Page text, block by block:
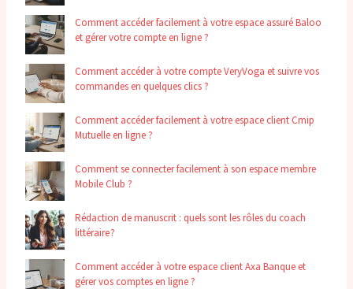
Comment accéder facilement à votre espace assuré Baloo
et gérer votre compte en ligne ?
Comment accéder à votre compte VeryVoga et suivre vos
commandes en quelques clics ?
Comment accéder facilement à votre espace client Cmip
Mutuelle en ligne ?
Comment se connecter facilement à son espace membre
Mobile Club ?
Rédaction de manuscrit : quels sont les rôles du coach
littéraire ?
Comment accéder à votre espace client Axa Banque et
gérer vos comptes en ligne ?